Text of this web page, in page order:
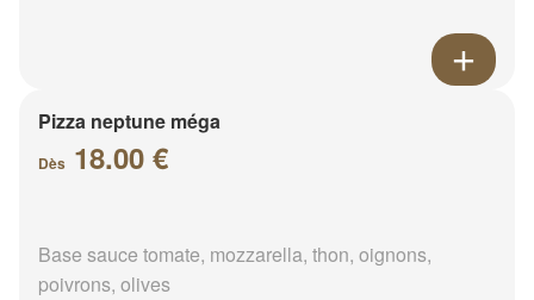
Pizza neptune méga
Dès 18.00 €
Base sauce tomate, mozzarella, thon, oignons,
poivrons, olives